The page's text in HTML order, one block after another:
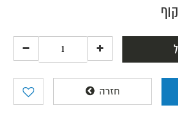
חזרה